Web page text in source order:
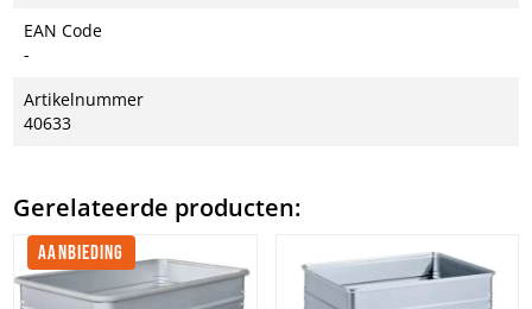
EAN Code
-
Artikelnummer
40633
Gerelateerde producten:
AANBIEDING